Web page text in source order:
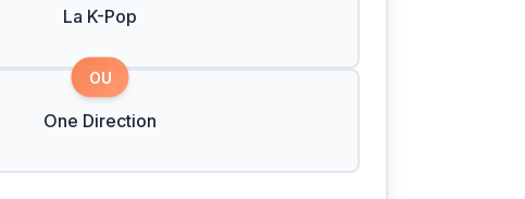
La K-Pop
OU
One Direction